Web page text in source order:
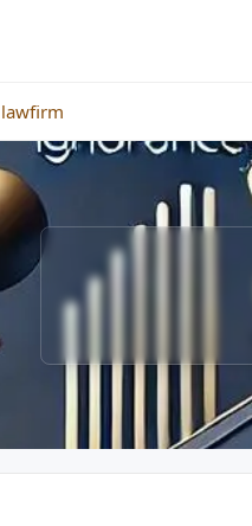
lawfirm